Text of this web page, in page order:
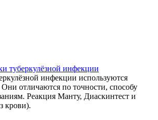
туберкулёзной инфекции
инфекции используются
Они отличаются по точности, способу
Реакция Манту, Диаскинтест и
крови).